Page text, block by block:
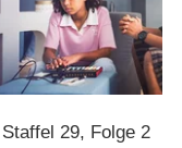
Staffel 29, Folge 2